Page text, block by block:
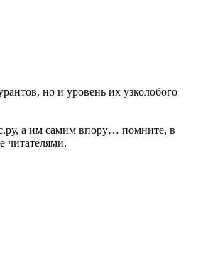
но и уровень их узколобого
а им самим впору… помните, в
читателями.